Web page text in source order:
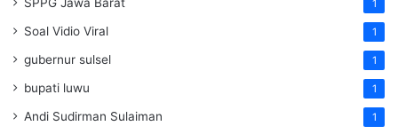
1
Soal Vidio Viral 1
gubernur sulsel 1
bupati luwu 1
Andi Sudirman Sulaiman 1